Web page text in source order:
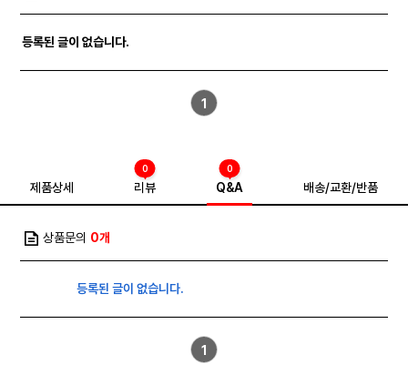
등록된 글이 없습니다.
1
제품상세 리뷰
0
Q&A
0
배송/교환/반품
상품문의 0개
등록된 글이 없습니다.
1